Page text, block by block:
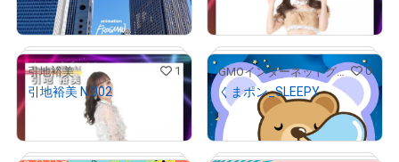
# 525/777
# 3/10
¥500
引地裕美 1
引地裕美 N 002
GMOインターネットグループ公式キャラクター「くまポン」 0
くまポン_SLEEPY
¥500